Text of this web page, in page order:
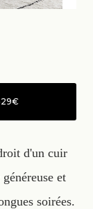
d'un cuir
et
soirées.